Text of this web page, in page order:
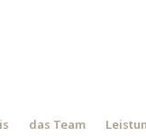
das Team